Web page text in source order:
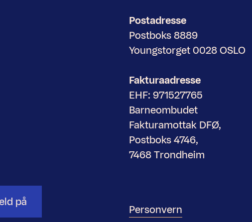
på
Postadresse
Postboks 8889
Youngstorget 0028 OSLO
Fakturaadresse
EHF: 971527765
Barneombudet
Fakturamottak DFØ,
Postboks 4746,
7468 Trondheim
Personvern